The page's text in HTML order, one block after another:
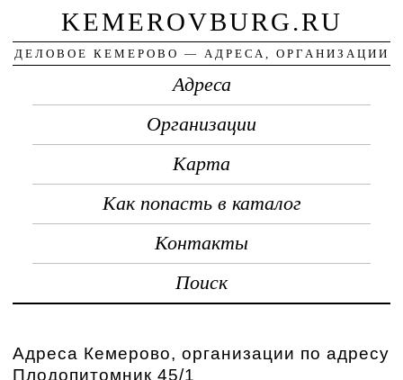
KEMEROVBURG.RU
ДЕЛОВОЕ КЕМЕРОВО — АДРЕСА, ОРГАНИЗАЦИИ
Адреса
Организации
Карта
Как попасть в каталог
Контакты
Поиск
Адреса Кемерово, организации по адресу
Плодопитомник 45/1